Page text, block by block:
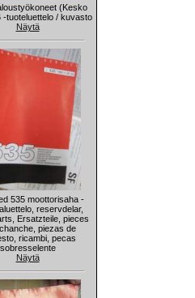
(Kesko
-tuoteluettelo / kuvasto
Näytä
535 moottorisaha -
reservdelar,
Ersatzteile, pieces
piezas de
ricambi, pecas
sobresselente
Näytä